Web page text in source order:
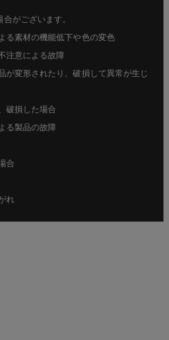
がございます。
る素材の機能低下や色の変色
注意による故障
が変形されたり、破損して異常が生じ
破損した場合
る製品の故障
合
れ